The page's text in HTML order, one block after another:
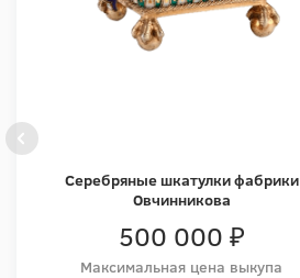
Серебряные шкатулки фабрики
Овчинникова
500 000 ₽
Максимальная цена выкупа